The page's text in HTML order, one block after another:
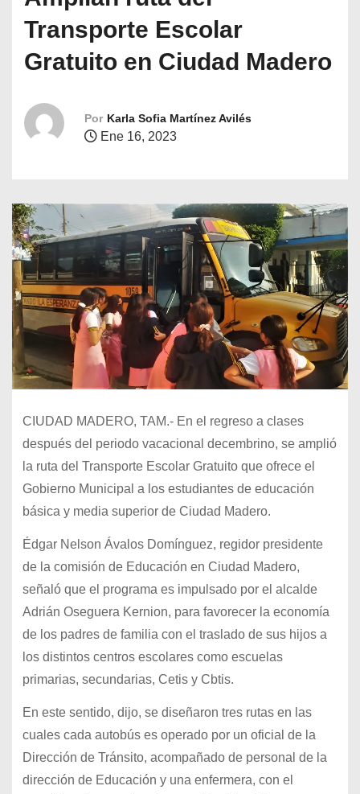
Transporte Escolar
Gratuito en Ciudad Madero
Por Karla Sofia Martínez Avilés
Ene 16, 2023
CIUDAD MADERO, TAM.- En el regreso a clases
después del periodo vacacional decembrino, se amplió
la ruta del Transporte Escolar Gratuito que ofrece el
Gobierno Municipal a los estudiantes de educación
básica y media superior de Ciudad Madero.
Édgar Nelson Ávalos Domínguez, regidor presidente
de la comisión de Educación en Ciudad Madero,
señaló que el programa es impulsado por el alcalde
Adrián Oseguera Kernion, para favorecer la economía
de los padres de familia con el traslado de sus hijos a
los distintos centros escolares como escuelas
primarias, secundarias, Cetis y Cbtis.
En este sentido, dijo, se diseñaron tres rutas en las
cuales cada autobús es operado por un oficial de la
Dirección de Tránsito, acompañado de personal de la
dirección de Educación y una enfermera, con el